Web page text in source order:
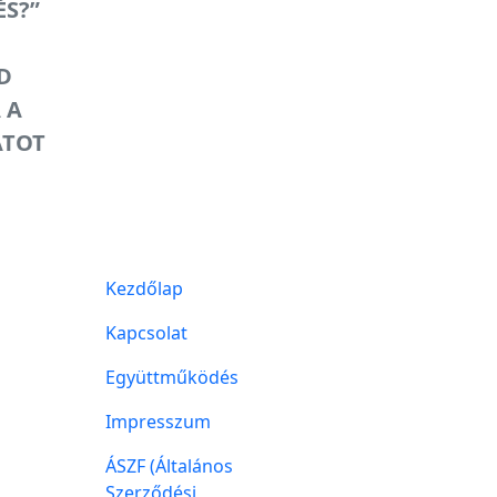
A
Kezdőlap
Kapcsolat
Együttműködés
Impresszum
ÁSZF (Általános
Szerződési